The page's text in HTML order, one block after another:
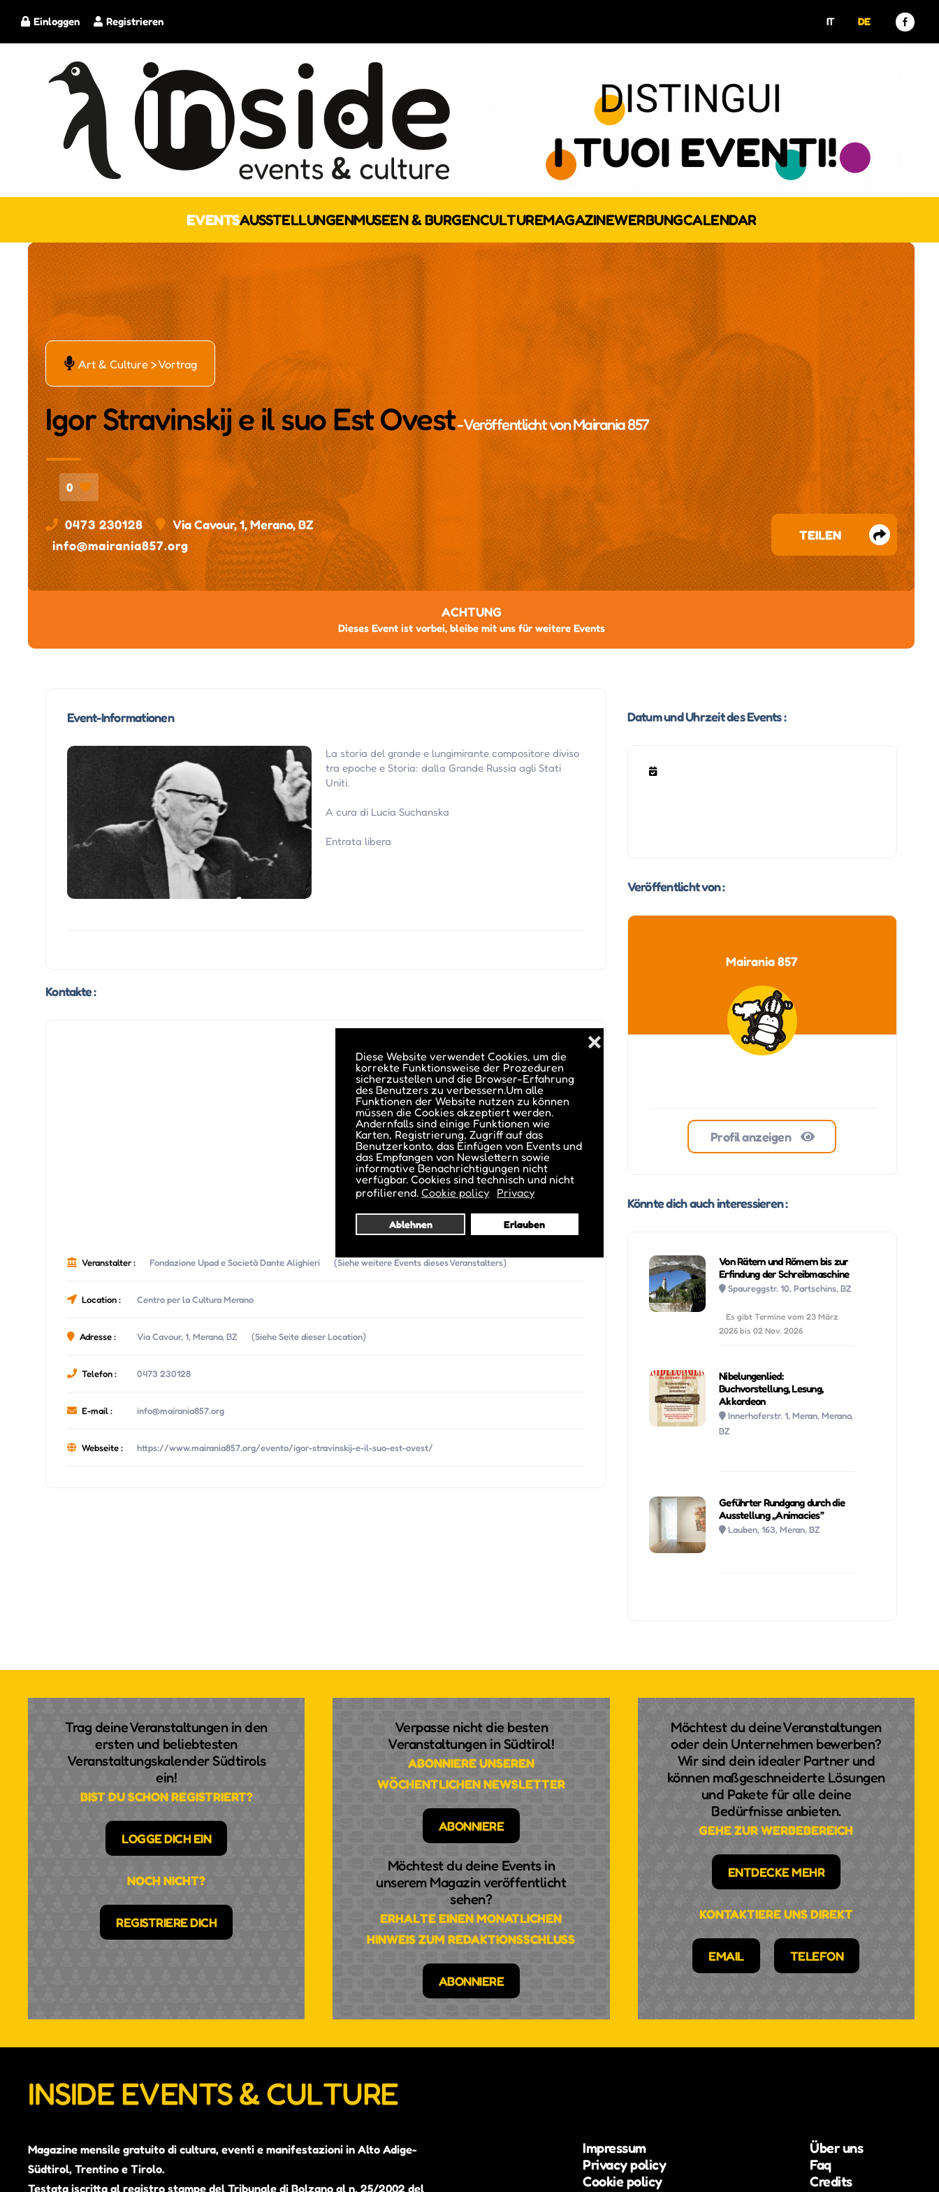
Diese Website verwendet Cookies, um die
korrekte Funktionsweise der Prozeduren
sicherzustellen und die Browser-Erfahrung
des Benutzers zu verbessern.Um alle
Funktionen der Website nutzen zu können
müssen die Cookies akzeptiert werden.
Andernfalls sind einige Funktionen wie
Karten, Registrierung, Zugriff auf das
Benutzerkonto, das Einfügen von Events und
das Empfangen von Newslettern sowie
informative Benachrichtigungen nicht
verfügbar. Cookies sind technisch und nicht
profilierend. Cookie policy Privacy
Ablehnen Erlauben
❌
Registrieren
Einloggen IT DE
EVENTSAUSSTELLUNGENMUSEEN & BURGENCULTUREMAGAZINEWERBUNGCALENDAR
Ą Art & Culture > Vortrag
Igor Stravinskij e il suo Est Ovest- Veröffentlicht vonMairania 857
0
0473 230128
Via Cavour, 1, Merano, BZ
info@mairania857.org
TEILEN
ACHTUNG
Dieses Event ist vorbei, bleibe mit uns für weitere Events
Event-Informationen
La storia del grande e lungimirante compositore diviso
tra epoche e Storia: dalla Grande Russia agli Stati
Uniti.
A cura di Lucia Suchanska
Entrata libera
Kontakte :
Veranstalter : Fondazione Upad e Società Dante Alighieri (Siehe weitere Events dieses Veranstalters)
Location : Centro per la Cultura Merano
Adresse : Via Cavour, 1, Merano, BZ (Siehe Seite dieser Location)
Telefon : 0473 230128
E-mail : info@mairania857.org
Webseite : https://www.mairania857.org/evento/igor-stravinskij-e-il-suo-est-ovest/
Datum und Uhrzeit des Events :
Veröffentlicht von :
Mairania 857
Profil anzeigen
Könnte dich auch interessieren :
Von Rätern und Römern bis zur
Erfindung der Schreibmaschine
Spaureggstr. 10, Partschins, BZ
Es gibt Termine vom 23 März
2026 bis 02 Nov. 2026
Nibelungenlied:
Buchvorstellung, Lesung,
Akkordeon
Innerhoferstr. 1, Meran, Merano,
BZ
Geführter Rundgang durch die
Ausstellung „Animacies”
Lauben, 163, Meran, BZ
Trag deine Veranstaltungen in den
ersten und beliebtesten
Veranstaltungskalender Südtirols
ein!
BIST DU SCHON REGISTRIERT?
LOGGE DICH EIN
NOCH NICHT?
REGISTRIERE DICH
Verpasse nicht die besten
Veranstaltungen in Südtirol!
ABONNIERE UNSEREN
WÖCHENTLICHEN NEWSLETTER
ABONNIERE
Möchtest du deine Events in
unserem Magazin veröffentlicht
sehen?
ERHALTE EINEN MONATLICHEN
HINWEIS ZUM REDAKTIONSSCHLUSS
ABONNIERE
Möchtest du deine Veranstaltungen
oder dein Unternehmen bewerben?
Wir sind dein idealer Partner und
können maßgeschneiderte Lösungen
und Pakete für alle deine
Bedürfnisse anbieten.
GEHE ZUR WERBEBEREICH
ENTDECKE MEHR
KONTAKTIERE UNS DIREKT
EMAIL TELEFON
INSIDE EVENTS & CULTURE
Magazine mensile gratuito di cultura, eventi e manifestazioni in Alto Adige-
Südtirol, Trentino e Tirolo.
Testata iscritta al registro stampe del Tribunale di Bolzano al n. 25/2002 del
Impressum
Privacy policy
Cookie policy
Über uns
Faq
Credits